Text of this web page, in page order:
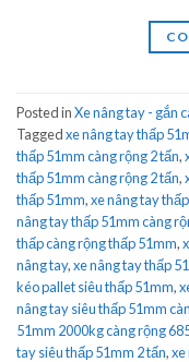
Posted inXe nâng tay - gắn
Taggedxe nâng tay thấp
thấp 51mm càng rộng 2 tấn,
thấp 51mm càng rộng 2 tấn,
thấp 51mm,xe nâng tay
nâng tay thấp 51mm càng
thấp càng rộng thấp 51mm,
nâng tay,xe nâng tay thấp
kéo pallet siêu thấp 51mm,
nâng tay siêu thấp 51mm
51mm 2000kg càng rộng
tay siêu thấp 51mm 2 tấn,xe